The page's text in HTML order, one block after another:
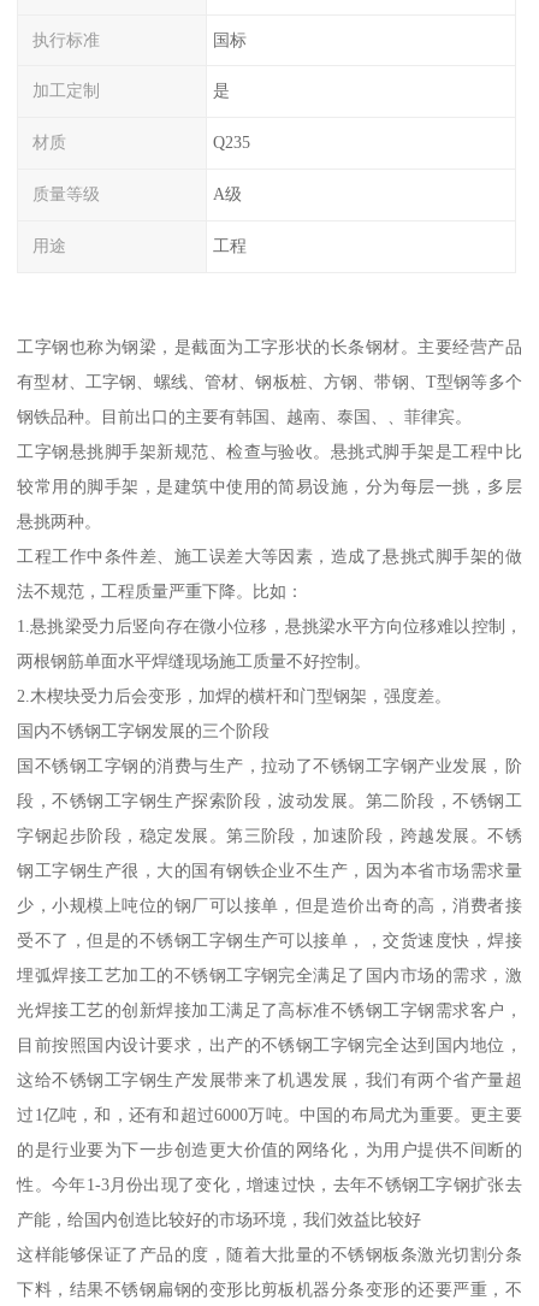
执行标准 国标
加工定制 是
材质 Q235
质量等级 A级
用途 工程
工字钢也称为钢梁，是截面为工字形状的长条钢材。主要经营产品
有型材、工字钢、螺线、管材、钢板桩、方钢、带钢、T型钢等多个
钢铁品种。目前出口的主要有韩国、越南、泰国、、菲律宾。
工字钢悬挑脚手架新规范、检查与验收。悬挑式脚手架是工程中比
较常用的脚手架，是建筑中使用的简易设施，分为每层一挑，多层
悬挑两种。
工程工作中条件差、施工误差大等因素，造成了悬挑式脚手架的做
法不规范，工程质量严重下降。比如：
1.悬挑梁受力后竖向存在微小位移，悬挑梁水平方向位移难以控制，
两根钢筋单面水平焊缝现场施工质量不好控制。
2.木楔块受力后会变形，加焊的横杆和门型钢架，强度差。
国内不锈钢工字钢发展的三个阶段
国不锈钢工字钢的消费与生产，拉动了不锈钢工字钢产业发展，阶
段，不锈钢工字钢生产探索阶段，波动发展。第二阶段，不锈钢工
字钢起步阶段，稳定发展。第三阶段，加速阶段，跨越发展。不锈
钢工字钢生产很，大的国有钢铁企业不生产，因为本省市场需求量
少，小规模上吨位的钢厂可以接单，但是造价出奇的高，消费者接
受不了，但是的不锈钢工字钢生产可以接单，，交货速度快，焊接
埋弧焊接工艺加工的不锈钢工字钢完全满足了国内市场的需求，激
光焊接工艺的创新焊接加工满足了高标准不锈钢工字钢需求客户，
目前按照国内设计要求，出产的不锈钢工字钢完全达到国内地位，
这给不锈钢工字钢生产发展带来了机遇发展，我们有两个省产量超
过1亿吨，和，还有和超过6000万吨。中国的布局尤为重要。更主要
的是行业要为下一步创造更大价值的网络化，为用户提供不间断的
性。今年1-3月份出现了变化，增速过快，去年不锈钢工字钢扩张去
产能，给国内创造比较好的市场环境，我们效益比较好
这样能够保证了产品的度，随着大批量的不锈钢板条激光切割分条
下料，结果不锈钢扁钢的变形比剪板机器分条变形的还要严重，不